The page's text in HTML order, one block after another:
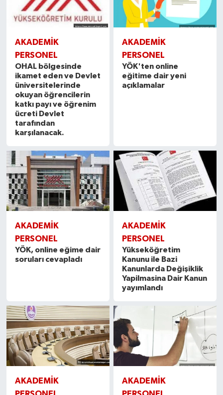
AKADEMİK
PERSONEL
OHAL bölgesinde
ikamet eden ve Devlet
üniversitelerinde
okuyan öğrencilerin
katkı payı ve öğrenim
ücreti Devlet
tarafından
karşılanacak.
AKADEMİK
PERSONEL
YÖK'ten online
eğitime dair yeni
açıklamalar
AKADEMİK
PERSONEL
YÖK, online eğime dair
soruları cevapladı
AKADEMİK
PERSONEL
Yükseköğretim
Kanunu ile Bazi
Kanunlarda Değişiklik
Yapilmasina Dair Kanun
yayımlandı
AKADEMİK
AKADEMİK